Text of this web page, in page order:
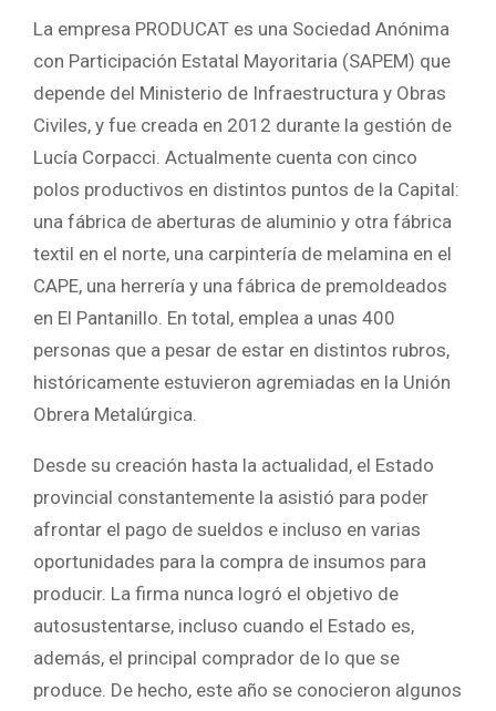
La empresa PRODUCAT es una Sociedad Anónima
con Participación Estatal Mayoritaria (SAPEM) que
depende del Ministerio de Infraestructura y Obras
Civiles, y fue creada en 2012 durante la gestión de
Lucía Corpacci. Actualmente cuenta con cinco
polos productivos en distintos puntos de la Capital:
una fábrica de aberturas de aluminio y otra fábrica
textil en el norte, una carpintería de melamina en el
CAPE, una herrería y una fábrica de premoldeados
en El Pantanillo. En total, emplea a unas 400
personas que a pesar de estar en distintos rubros,
históricamente estuvieron agremiadas en la Unión
Obrera Metalúrgica.
Desde su creación hasta la actualidad, el Estado
provincial constantemente la asistió para poder
afrontar el pago de sueldos e incluso en varias
oportunidades para la compra de insumos para
producir. La firma nunca logró el objetivo de
autosustentarse, incluso cuando el Estado es,
además, el principal comprador de lo que se
produce. De hecho, este año se conocieron algunos